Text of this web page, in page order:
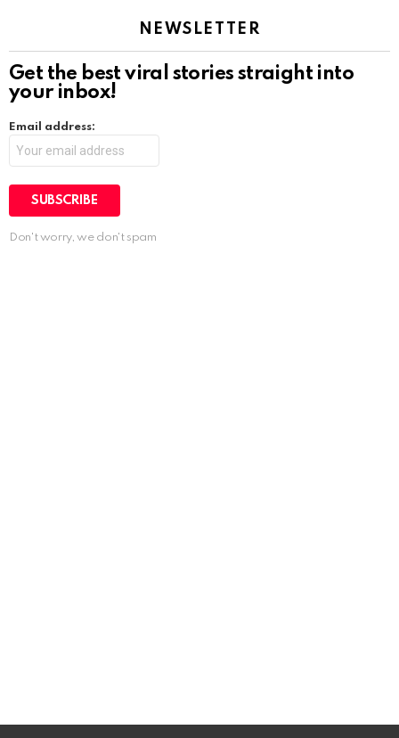
NEWSLETTER
Get the best viral stories straight into
your inbox!
Email address:
Don't worry, we don't spam